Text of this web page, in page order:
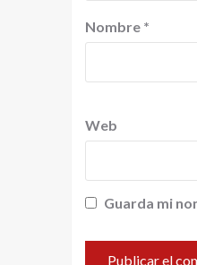
Nombre *
Web
Guarda mi